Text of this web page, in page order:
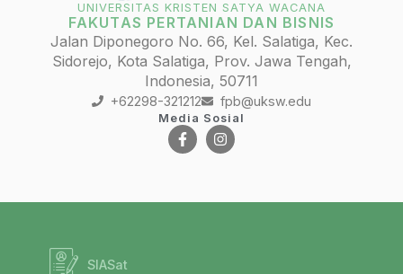
UNIVERSITAS KRISTEN SATYA WACANA
FAKUTAS PERTANIAN DAN BISNIS
Jalan Diponegoro No. 66, Kel. Salatiga, Kec.
Sidorejo, Kota Salatiga, Prov. Jawa Tengah,
Indonesia, 50711
+62298-321212 fpb@uksw.edu
Media Sosial
SIASat